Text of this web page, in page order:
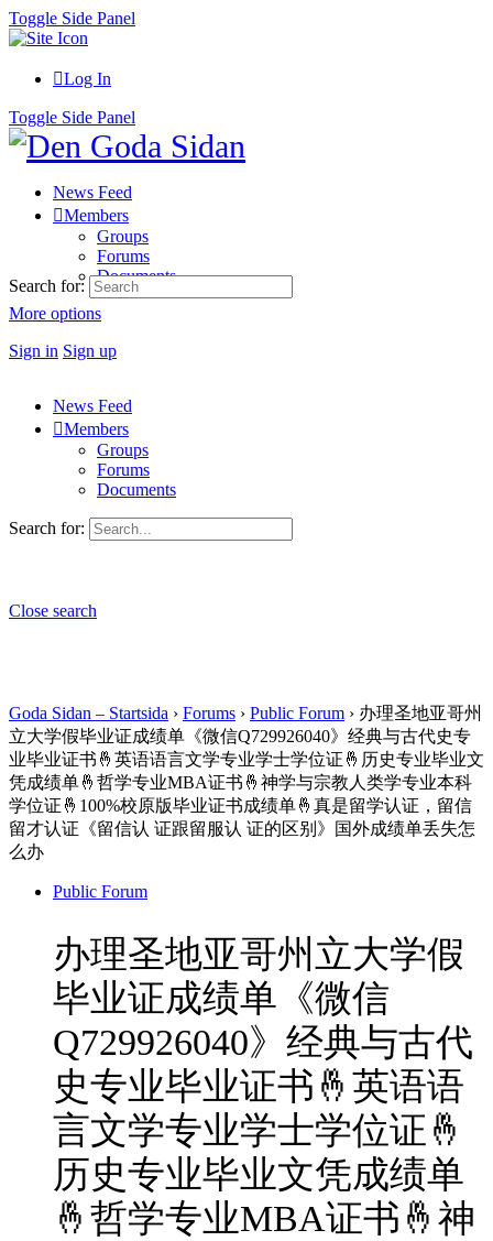
Toggle Side Panel
Log In
Toggle Side Panel
News Feed
Members
Groups
Forums
Documents
More options
Sign in Sign up
Search for:
News Feed
Members
Groups
Forums
Documents
Search for:
Close search
Goda Sidan – Startsida › Forums › Public Forum › 办理圣地亚哥州
立大学假毕业证成绩单《微信Q729926040》经典与古代史专
业毕业证书🤞英语语言文学专业学士学位证🤞历史专业毕业文
凭成绩单🤞哲学专业MBA证书🤞神学与宗教人类学专业本科
学位证🤞100%校原版毕业证书成绩单🤞真是留学认证，留信
留才认证《留信认 证跟留服认 证的区别》国外成绩单丢失怎
么办
Public Forum
办理圣地亚哥州立大学假
毕业证成绩单《微信
Q729926040》经典与古代
史专业毕业证书🤞英语语
言文学专业学士学位证🤞
历史专业毕业文凭成绩单
🤞哲学专业MBA证书🤞神